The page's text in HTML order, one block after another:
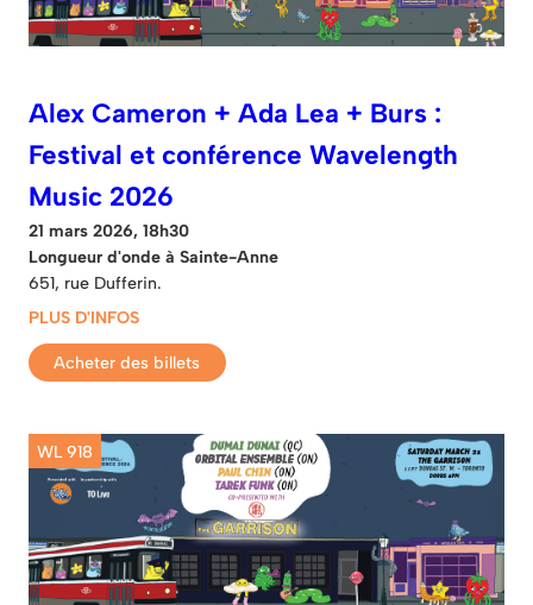
Alex Cameron + Ada Lea + Burs :
Festival et conférence Wavelength
Music 2026
21 mars 2026, 18h30
Longueur d'onde à Sainte-Anne
651, rue Dufferin.
PLUS D'INFOS
Acheter des billets
WL 918